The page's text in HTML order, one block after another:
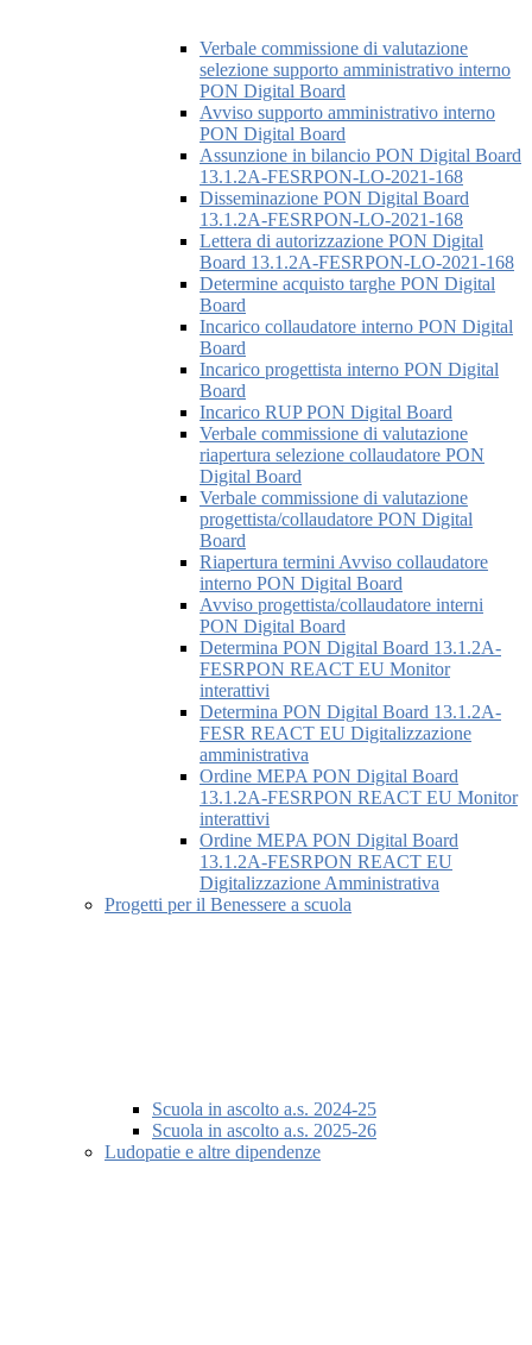
Verbale commissione di valutazione
selezione supporto amministrativo interno
PON Digital Board
Avviso supporto amministrativo interno
PON Digital Board
Assunzione in bilancio PON Digital Board
13.1.2A-FESRPON-LO-2021-168
Disseminazione PON Digital Board
13.1.2A-FESRPON-LO-2021-168
Lettera di autorizzazione PON Digital
Board 13.1.2A-FESRPON-LO-2021-168
Determine acquisto targhe PON Digital
Board
Incarico collaudatore interno PON Digital
Board
Incarico progettista interno PON Digital
Board
Incarico RUP PON Digital Board
Verbale commissione di valutazione
riapertura selezione collaudatore PON
Digital Board
Verbale commissione di valutazione
progettista/collaudatore PON Digital
Board
Riapertura termini Avviso collaudatore
interno PON Digital Board
Avviso progettista/collaudatore interni
PON Digital Board
Determina PON Digital Board 13.1.2A-
FESRPON REACT EU Monitor
interattivi
Determina PON Digital Board 13.1.2A-
FESR REACT EU Digitalizzazione
amministrativa
Ordine MEPA PON Digital Board
13.1.2A-FESRPON REACT EU Monitor
interattivi
Ordine MEPA PON Digital Board
13.1.2A-FESRPON REACT EU
Digitalizzazione Amministrativa
Progetti per il Benessere a scuola
Scuola in ascolto a.s. 2024-25
Scuola in ascolto a.s. 2025-26
Ludopatie e altre dipendenze